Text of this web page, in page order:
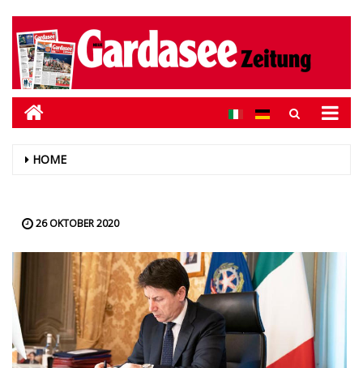
HOME
26 OKTOBER 2020